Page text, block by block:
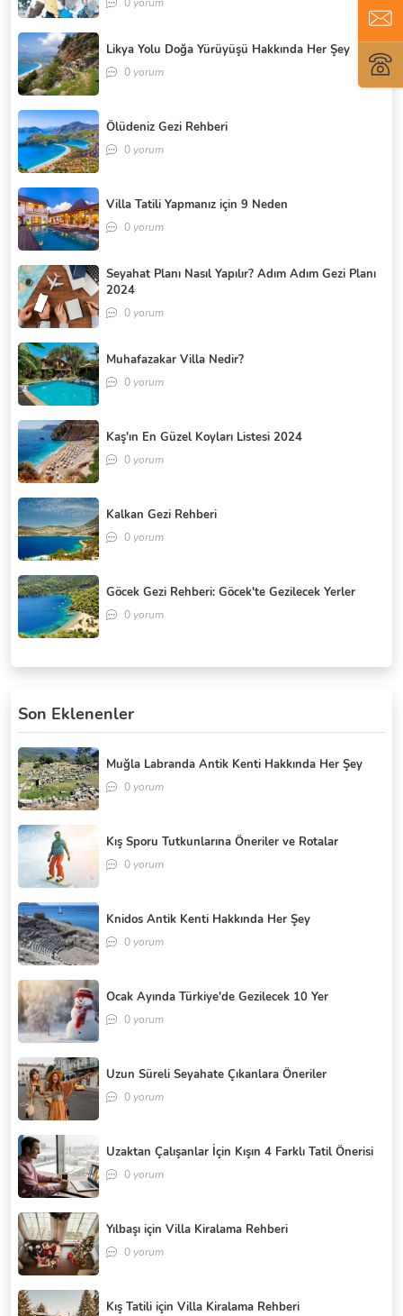
Likya Yolu Doğa Yürüyüşü Hakkında Her Şey
0 yorum
Ölüdeniz Gezi Rehberi
0 yorum
Villa Tatili Yapmanız için 9 Neden
0 yorum
Seyahat Planı Nasıl Yapılır? Adım Adım Gezi Planı
2024
0 yorum
Muhafazakar Villa Nedir?
0 yorum
Kaş'ın En Güzel Koyları Listesi 2024
0 yorum
Kalkan Gezi Rehberi
0 yorum
Göcek Gezi Rehberi: Göcek'te Gezilecek Yerler
0 yorum
Son Eklenenler
Muğla Labranda Antik Kenti Hakkında Her Şey
0 yorum
Kış Sporu Tutkunlarına Öneriler ve Rotalar
0 yorum
Knidos Antik Kenti Hakkında Her Şey
0 yorum
Ocak Ayında Türkiye'de Gezilecek 10 Yer
0 yorum
Uzun Süreli Seyahate Çıkanlara Öneriler
0 yorum
Uzaktan Çalışanlar İçin Kışın 4 Farklı Tatil Önerisi
0 yorum
Yılbaşı için Villa Kiralama Rehberi
0 yorum
Kış Tatili için Villa Kiralama Rehberi